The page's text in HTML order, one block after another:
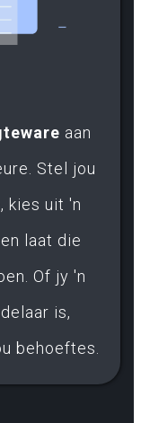
aan
Stel jou
kies uit 'n
laat die
Of jy 'n
is,
behoeftes.